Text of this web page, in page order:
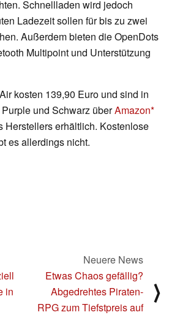
Schnellladen wird jedoch
Ladezeit sollen für bis zu zwei
Außerdem bieten die OpenDots
Multipoint und Unterstützung
kosten 139,90 Euro und sind in
und Schwarz überAmazon
Herstellers erhältlich. Kostenlose
es allerdings nicht.
in
Neuere News
Etwas Chaos gefällig?
Abgedrehtes Piraten-
RPG zum Tiefstpreis auf
⟩